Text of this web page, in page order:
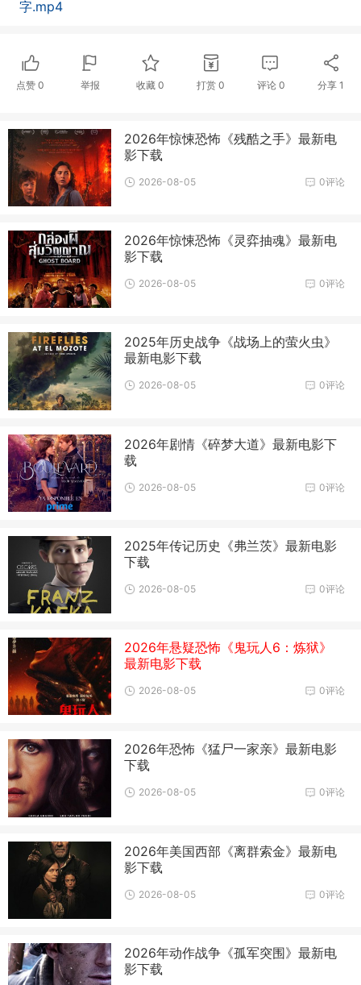
字.mp4
点赞 0 举报 收藏0 打赏 0 评论 0 分享1
2026年惊悚恐怖《残酷之手》最新电
影下载
0评论
2026-08-05
2026年惊悚恐怖《灵弈抽魂》最新电
影下载
0评论
2026-08-05
2025年历史战争《战场上的萤火虫》
最新电影下载
0评论
2026-08-05
2026年剧情《碎梦大道》最新电影下
载
0评论
2026-08-05
2025年传记历史《弗兰茨》最新电影
下载
0评论
2026-08-05
2026年悬疑恐怖《鬼玩人6：炼狱》
最新电影下载
0评论
2026-08-05
2026年恐怖《猛尸一家亲》最新电影
下载
0评论
2026-08-05
2026年美国西部《离群索金》最新电
影下载
0评论
2026-08-05
2026年动作战争《孤军突围》最新电
影下载